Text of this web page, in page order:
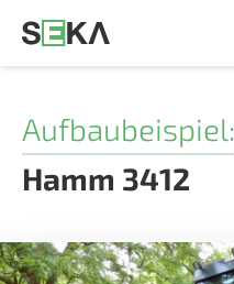
Aufbaubeispiel:
Hamm 3412